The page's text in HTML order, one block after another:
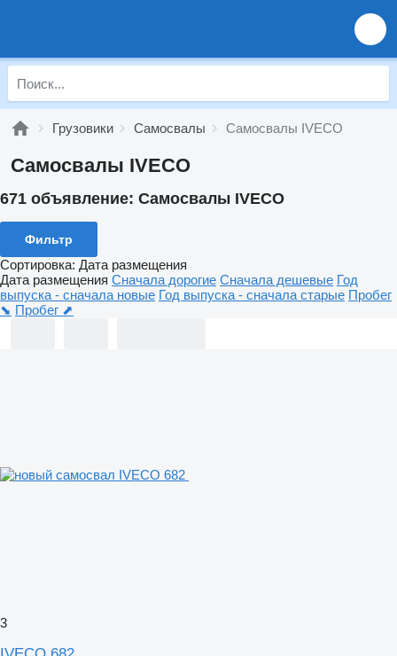
Грузовики Самосвалы Самосвалы IVECO
Самосвалы IVECO
671 объявление: Самосвалы IVECO
Фильтр
Сортировка: Дата размещения
Дата размещения Сначала дорогие Сначала дешевые Год
выпуска - сначала новые Год выпуска - сначала старые Пробег
⬊ Пробег ⬈
3